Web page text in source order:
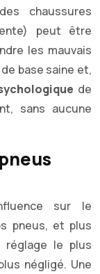
chaussures
peut être
les mauvais
base saine et,
de
sans aucune
sur le
pneus, et plus
réglage le plus
négligé. Une